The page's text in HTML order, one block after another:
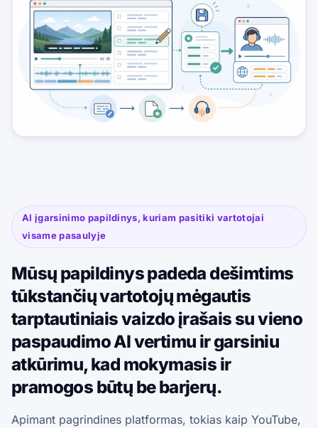
AI įgarsinimo papildinys, kuriam pasitiki vartotojai
visame pasaulyje
Mūsų papildinys padeda dešimtims
tūkstančių vartotojų mėgautis
tarptautiniais vaizdo įrašais su vieno
paspaudimo AI vertimu ir garsiniu
atkūrimu, kad mokymasis ir
pramogos būtų be barjerų.
Apimant pagrindines platformas, tokias kaip YouTube,